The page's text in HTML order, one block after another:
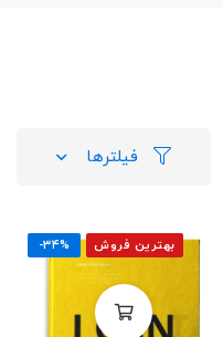
فیلترها
بهترین فروش -۳۴%